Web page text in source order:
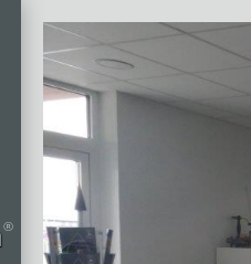
®